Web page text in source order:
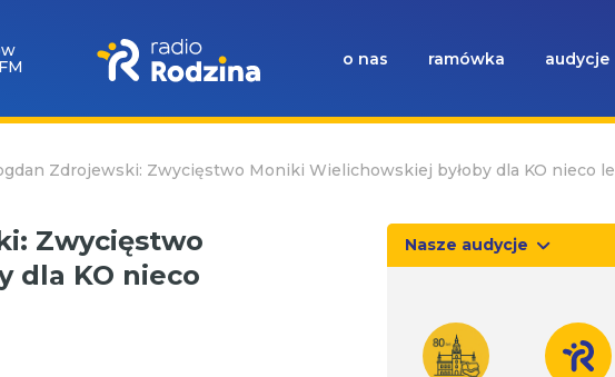
o nas ramówka audycje
Zdrojewski: Zwycięstwo Moniki Wielichowskiej byłoby dla KO nieco
Zwycięstwo
dla KO nieco
Nasze audycje